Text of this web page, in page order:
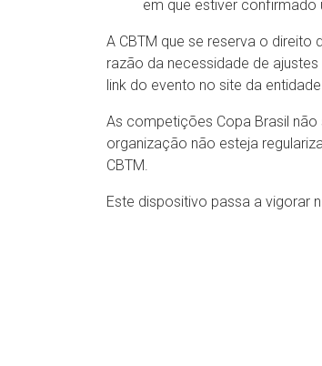
em que estiver confirmado
A CBTM que se reserva o
razão da necessidade de
link do evento no site da
As competições Copa Brasil
organização não esteja
CBTM.
Este dispositivo passa a vigorar